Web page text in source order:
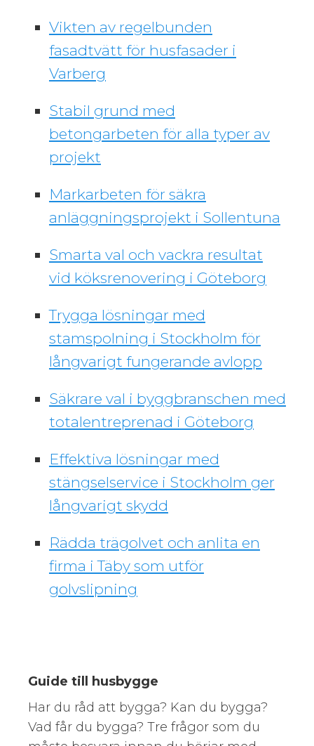
Vikten av regelbunden
fasadtvätt för husfasader i
Varberg
Stabil grund med
betongarbeten för alla typer av
projekt
Markarbeten för säkra
anläggningsprojekt i Sollentuna
Smarta val och vackra resultat
vid köksrenovering i Göteborg
Trygga lösningar med
stamspolning i Stockholm för
långvarigt fungerande avlopp
Säkrare val i byggbranschen med
totalentreprenad i Göteborg
Effektiva lösningar med
stängselservice i Stockholm ger
långvarigt skydd
Rädda trägolvet och anlita en
firma i Täby som utför
golvslipning
Guide till husbygge
Har du råd att bygga? Kan du bygga?
Vad får du bygga? Tre frågor som du